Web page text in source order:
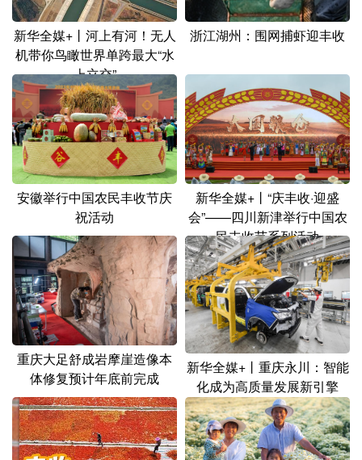
Русский язык 日本語 한국어
Deutsch Português
新华全媒+丨河上有河！无人
机带你鸟瞰世界单跨最大“水
上立交”
浙江湖州：围网捕虾迎丰收
安徽举行中国农民丰收节庆
祝活动
新华全媒+丨“庆丰收·迎盛
会”——四川新津举行中国农
民丰收节系列活动
重庆大足舒成岩摩崖造像本
体修复预计年底前完成
新华全媒+丨重庆永川：智能
化成为高质量发展新引擎